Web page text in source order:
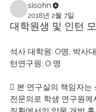
sisohn
2018년 2월 7일
대학원생 및 인턴
석사 대학원: O명, 박사
턴연구원: O 명
 본 연구실의 책임자는
전문의로 학생 연구원께